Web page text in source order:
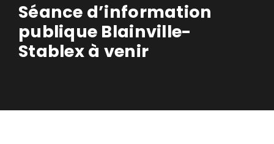
Séance d’information
publique Blainville-
Stablex à venir